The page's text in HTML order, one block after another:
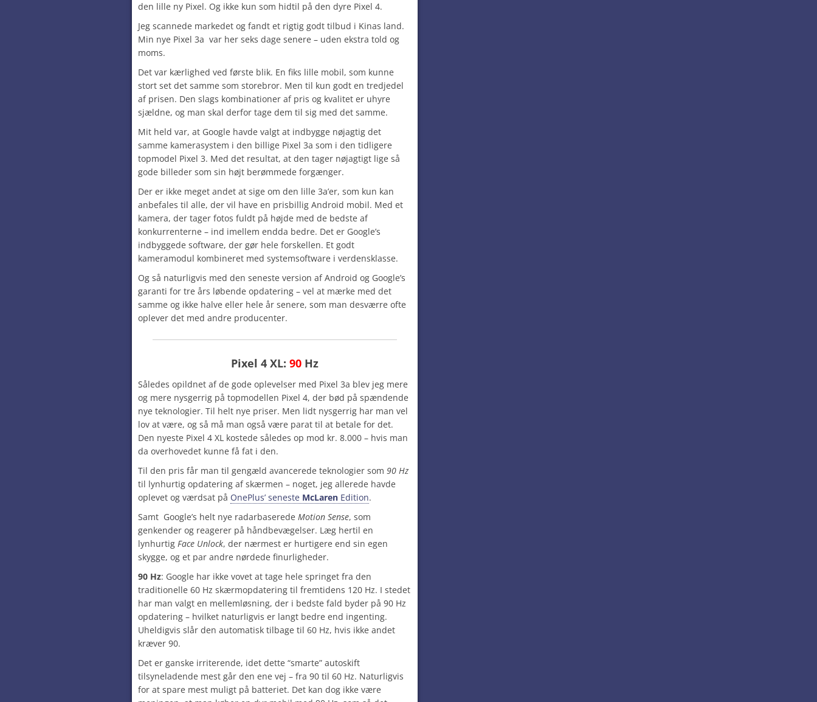
den lille ny Pixel. Og ikke kun som hidtil på den dyre Pixel 4.
Jeg scannede markedet og fandt et rigtig godt tilbud i Kinas land.
Min nye Pixel 3a var her seks dage senere – uden ekstra told og
moms.
Det var kærlighed ved første blik. En fiks lille mobil, som kunne
stort set det samme som storebror. Men til kun godt en tredjedel
af prisen. Den slags kombinationer af pris og kvalitet er uhyre
sjældne, og man skal derfor tage dem til sig med det samme.
Mit held var, at Google havde valgt at indbygge nøjagtig det
samme kamerasystem i den billige Pixel 3a som i den tidligere
topmodel Pixel 3. Med det resultat, at den tager nøjagtigt lige så
gode billeder som sin højt berømmede forgænger.
Der er ikke meget andet at sige om den lille 3a’er, som kun kan
anbefales til alle, der vil have en prisbillig Android mobil. Med et
kamera, der tager fotos fuldt på højde med de bedste af
konkurrenterne – ind imellem endda bedre. Det er Google’s
indbyggede software, der gør hele forskellen. Et godt
kameramodul kombineret med systemsoftware i verdensklasse.
Og så naturligvis med den seneste version af Android og Google’s
garanti for tre års løbende opdatering – vel at mærke med det
samme og ikke halve eller hele år senere, som man desværre ofte
oplever det med andre producenter.
Pixel 4 XL: 90 Hz
Således opildnet af de gode oplevelser med Pixel 3a blev jeg mere
og mere nysgerrig på topmodellen Pixel 4, der bød på spændende
nye teknologier. Til helt nye priser. Men lidt nysgerrig har man vel
lov at være, og så må man også være parat til at betale for det.
Den nyeste Pixel 4 XL kostede således op mod kr. 8.000 – hvis man
da overhovedet kunne få fat i den.
Til den pris får man til gengæld avancerede teknologier som 90 Hz
til lynhurtig opdatering af skærmen – noget, jeg allerede havde
oplevet og værdsat på OnePlus’ seneste McLaren Edition.
Samt Google’s helt nye radarbaserede Motion Sense, som
genkender og reagerer på håndbevægelser. Læg hertil en
lynhurtig Face Unlock, der nærmest er hurtigere end sin egen
skygge, og et par andre nørdede finurligheder.
90 Hz: Google har ikke vovet at tage hele springet fra den
traditionelle 60 Hz skærmopdatering til fremtidens 120 Hz. I stedet
har man valgt en mellemløsning, der i bedste fald byder på 90 Hz
opdatering – hvilket naturligvis er langt bedre end ingenting.
Uheldigvis slår den automatisk tilbage til 60 Hz, hvis ikke andet
kræver 90.
Det er ganske irriterende, idet dette “smarte” autoskift
tilsyneladende mest går den ene vej – fra 90 til 60 Hz. Naturligvis
for at spare mest muligt på batteriet. Det kan dog ikke være